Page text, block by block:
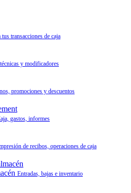
tus transacciones de caja
y modificadores
promociones y descuentos
gastos, informes
de recibos, operaciones de caja
Entradas, bajas e inventario